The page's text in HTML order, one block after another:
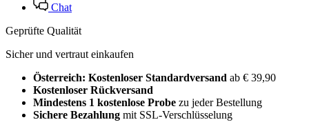
Chat
Geprüfte Qualität
Sicher und vertraut einkaufen
Österreich: Kostenloser Standardversand ab € 39,90
Kostenloser Rückversand
Mindestens 1 kostenlose Probe zu jeder Bestellung
Sichere Bezahlung mit SSL-Verschlüsselung